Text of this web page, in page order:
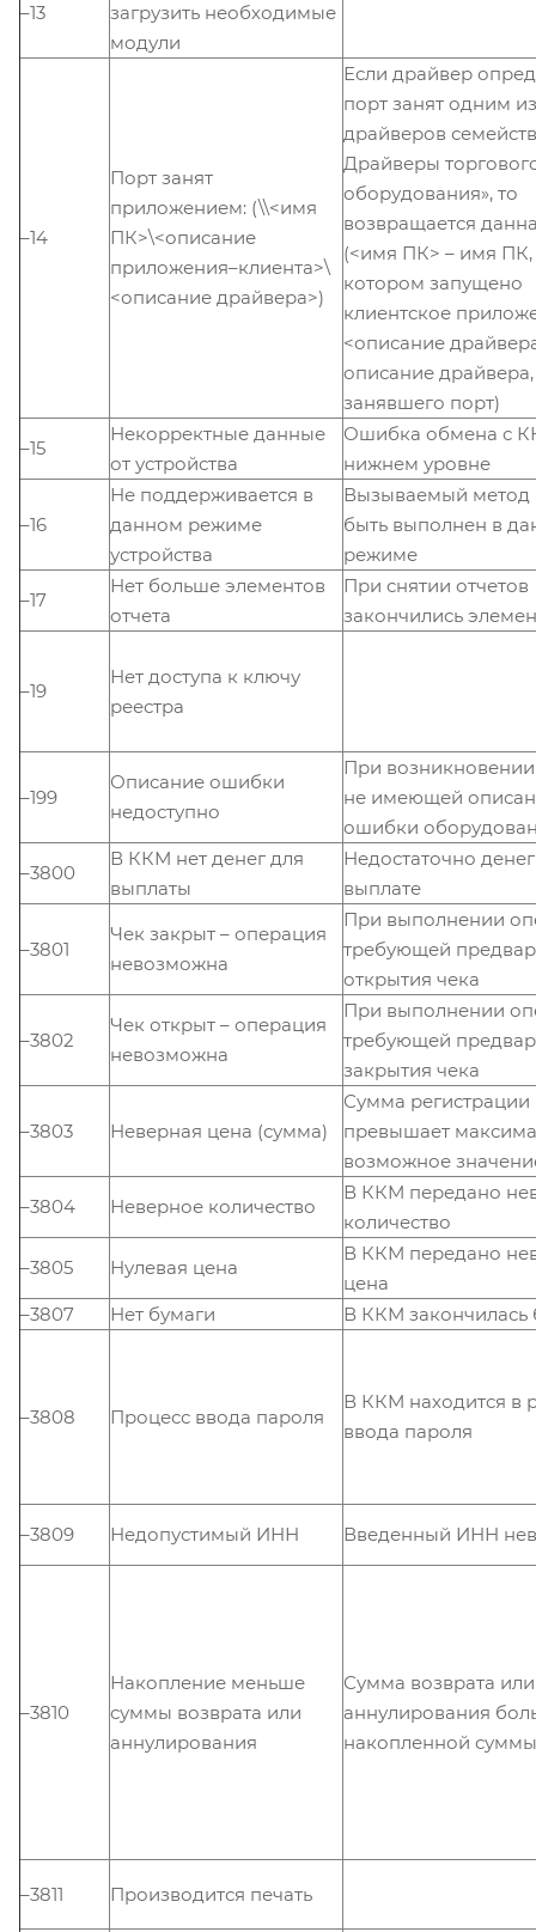
–13
загрузить необходимые
модули
–14
Порт занят
приложением: (\\<имя
ПК>\<описание
приложения–клиента>\
<описание драйвера>)
Если драйвер
порт занят одним из
драйверов
Драйверы
оборудования», то
возвращается
(<имя ПК> – имя ПК,
котором запущено
клиентское
<описание
описание драйвера,
занявшего порт)
–15
Некорректные данные
от устройства
Ошибка обмена с
нижнем уровне
–16
Не поддерживается в
данном режиме
устройства
Вызываемый метод
быть выполнен в
режиме
–17
Нет больше элементов
отчета
При снятии отчетов
закончились
–19
Нет доступа к ключу
реестра
–199
Описание ошибки
недоступно
При
не имеющей
ошибки
–3800
В ККМ нет денег для
выплаты
Недостаточно
выплате
–3801
Чек закрыт – операция
невозможна
При выполнении
требующей
открытия чека
–3802
Чек открыт – операция
невозможна
При выполнении
требующей
закрытия чека
–3803 Неверная цена (сумма)
Сумма регистрации
превышает
возможное
–3804
Неверное количество
В ККМ передано
количество
–3805
Нулевая цена
В ККМ передано
цена
–3807
Нет бумаги В ККМ закончилась
–3808 Процесс ввода пароля
В ККМ находится в
ввода пароля
–3809 Недопустимый ИНН Введенный ИНН
–3810
Накопление меньше
суммы возврата или
аннулирования
Сумма возврата или
аннулирования
накопленной суммы
–3811 Производится печать